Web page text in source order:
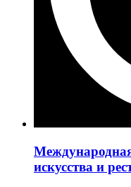
искусства и